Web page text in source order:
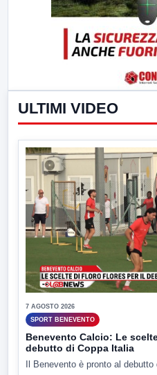
ULTIMI VIDEO
7 AGOSTO 2026
SPORT BENEVENTO
Benevento Calcio: Le
debutto di Coppa Italia
Il Benevento è pronto al